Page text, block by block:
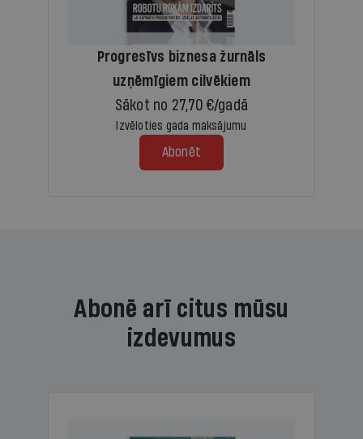
Progresīvs biznesa žurnāls
uzņēmīgiem cilvēkiem
Sākot no 27,70 €/gadā
Izvēloties gada maksājumu
Abonēt
Abonē arī citus mūsu
izdevumus